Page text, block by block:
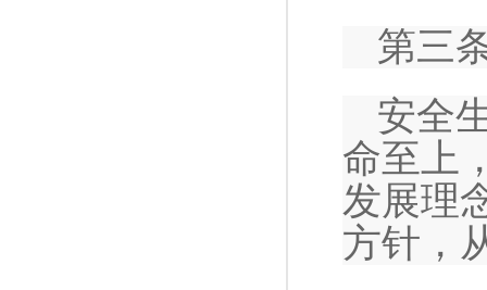
第三
安全
命至上
发展理
方针，